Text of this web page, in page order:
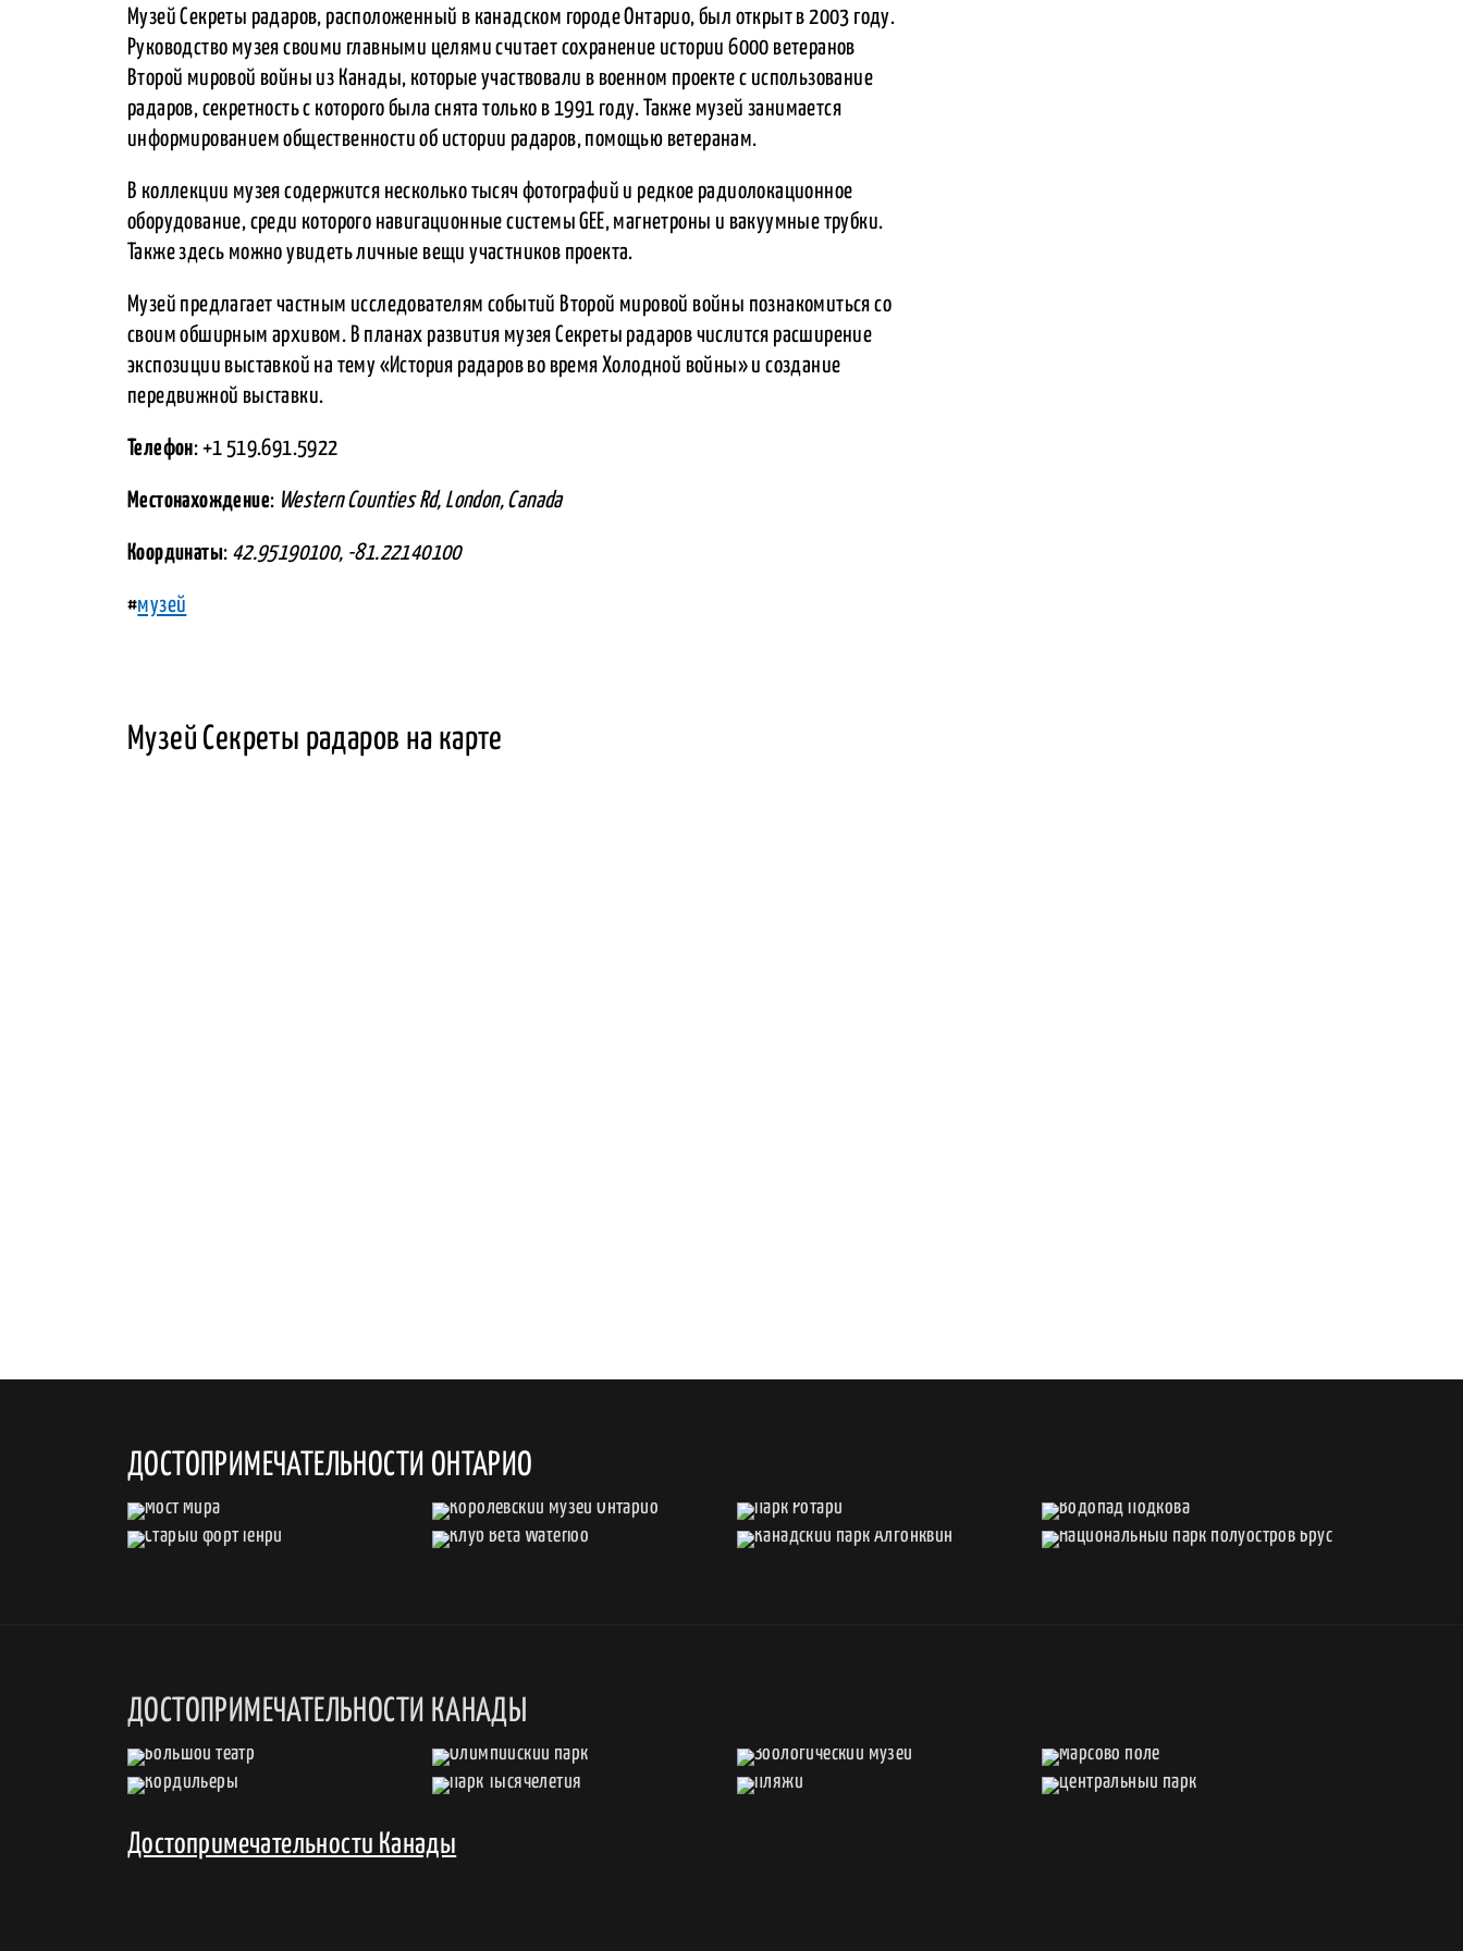
Музей Секреты радаров, расположенный в канадском городе Онтарио, был открыт в 2003 году.
Руководство музея своими главными целями считает сохранение истории 6000 ветеранов
Второй мировой войны из Канады, которые участвовали в военном проекте с использование
радаров, секретность с которого была снята только в 1991 году. Также музей занимается
информированием общественности об истории радаров, помощью ветеранам.
В коллекции музея содержится несколько тысяч фотографий и редкое радиолокационное
оборудование, среди которого навигационные системы GEE, магнетроны и вакуумные трубки.
Также здесь можно увидеть личные вещи участников проекта.
Музей предлагает частным исследователям событий Второй мировой войны познакомиться со
своим обширным архивом. В планах развития музея Секреты радаров числится расширение
экспозиции выставкой на тему «История радаров во время Холодной войны» и создание
передвижной выставки.
Телефон: +1 519.691.5922
Местонахождение: Western Counties Rd, London, Canada
Координаты: 42.95190100, -81.22140100
#музей
Музей Секреты радаров на карте
ДОСТОПРИМЕЧАТЕЛЬНОСТИ ОНТАРИО
ДОСТОПРИМЕЧАТЕЛЬНОСТИ КАНАДЫ
Достопримечательности Канады